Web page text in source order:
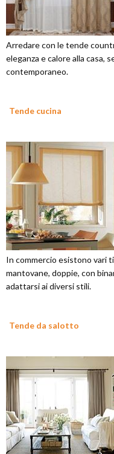
Arredare con le tende
eleganza e calore alla casa,
contemporaneo.
Tende cucina
In commercio esistono vari
mantovane, doppie, con
adattarsi ai diversi stili.
Tende da salotto